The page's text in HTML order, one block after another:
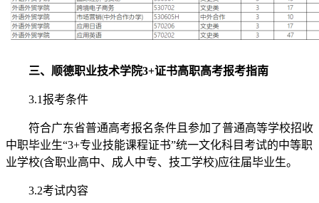
三、顺德职业技术学院3+证书高职高考报考指南
3.1报考条件
符合广东省普通高考报名条件且参加了普通高等学校招收
中职毕业生“3+专业技能课程证书”统一文化科目考试的中等职
业学校(含职业高中、成人中专、技工学校)应往届毕业生。
3.2考试内容